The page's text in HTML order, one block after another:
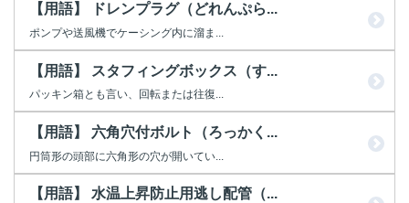
【用語】 ドレンプラグ（どれんぷら...
ポンプや送風機でケーシング内に溜ま...
【用語】 スタフィングボックス（す...
パッキン箱とも言い、回転または往復...
【用語】 六角穴付ボルト（ろっかく...
円筒形の頭部に六角形の穴が開いてい...
【用語】 水温上昇防止用逃し配管（...